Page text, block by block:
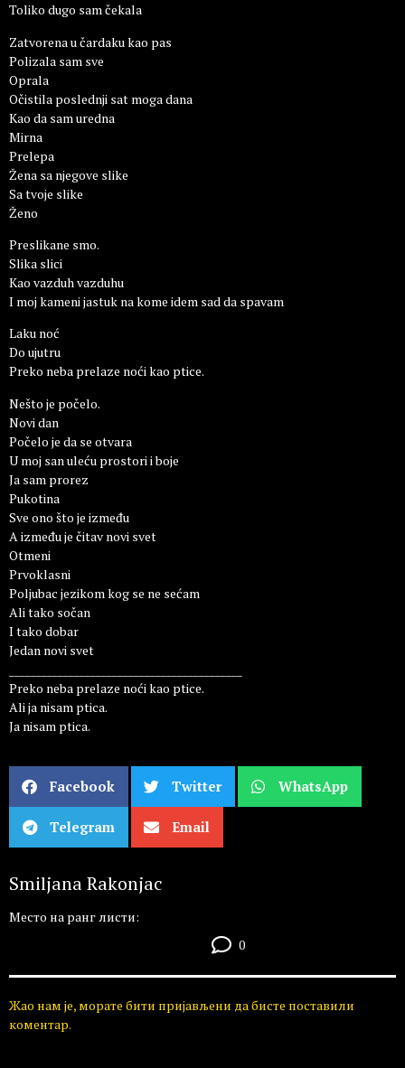
Toliko dugo sam čekala
Zatvorena u čardaku kao pas
Polizala sam sve
Oprala
Očistila poslednji sat moga dana
Kao da sam uredna
Mirna
Prelepa
Žena sa njegove slike
Sa tvoje slike
Ženo
Preslikane smo.
Slika slici
Kao vazduh vazduhu
I moj kameni jastuk na kome idem sad da spavam
Laku noć
Do ujutru
Preko neba prelaze noći kao ptice.
Nešto je počelo.
Novi dan
Počelo je da se otvara
U moj san uleću prostori i boje
Ja sam prorez
Pukotina
Sve ono što je između
A između je čitav novi svet
Otmeni
Prvoklasni
Poljubac jezikom kog se ne sećam
Ali tako sočan
I tako dobar
Jedan novi svet
Preko neba prelaze noći kao ptice.
Ali ja nisam ptica.
Ja nisam ptica.
Facebook Twitter WhatsApp
Telegram Email
Smiljana Rakonjac
Место на ранг листи:
0
Жао нам је, морате бити пријављени да бисте поставили
коментар.